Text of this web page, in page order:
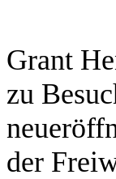
Grant
zu
der